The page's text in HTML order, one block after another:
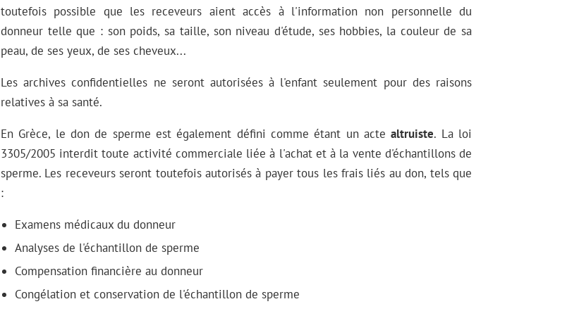
toutefois possible que les receveurs aient accès à l'information non personnelle du
donneur telle que : son poids, sa taille, son niveau d'étude, ses hobbies, la couleur de sa
peau, de ses yeux, de ses cheveux...
Les archives confidentielles ne seront autorisées à l'enfant seulement pour des raisons
relatives à sa santé.
En Grèce, le don de sperme est également défini comme étant un actealtruiste. La loi
3305/2005 interdit toute activité commerciale liée à l'achat et à la vente d'échantillons de
sperme. Les receveurs seront toutefois autorisés à payer tous les frais liés au don, tels que
:
Examens médicaux du donneur
Analyses de l'échantillon de sperme
Compensation financière au donneur
Congélation et conservation de l'échantillon de sperme